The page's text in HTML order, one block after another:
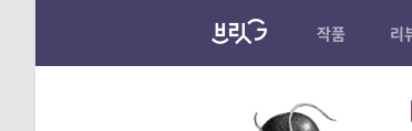
작품 리